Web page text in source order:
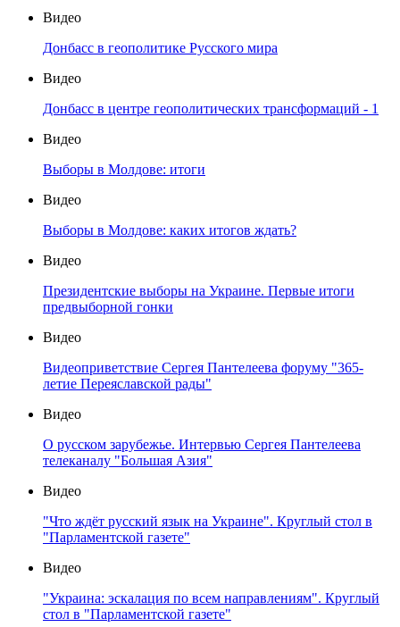
Видео
Донбасс в геополитике Русского мира
Видео
Донбасс в центре геополитических трансформаций - 1
Видео
Выборы в Молдове: итоги
Видео
Выборы в Молдове: каких итогов ждать?
Видео
Президентские выборы на Украине. Первые итоги
предвыборной гонки
Видео
Видеоприветствие Сергея Пантелеева форуму "365-
летие Переяславской рады"
Видео
О русском зарубежье. Интервью Сергея Пантелеева
телеканалу "Большая Азия"
Видео
"Что ждёт русский язык на Украине". Круглый стол в
"Парламентской газете"
Видео
"Украина: эскалация по всем направлениям". Круглый
стол в "Парламентской газете"